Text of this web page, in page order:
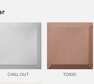
CHILL OUT TOKIO